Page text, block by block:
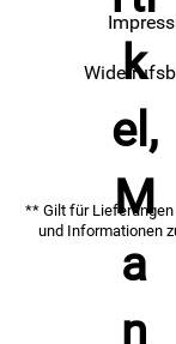
** Gilt für
und Informationen